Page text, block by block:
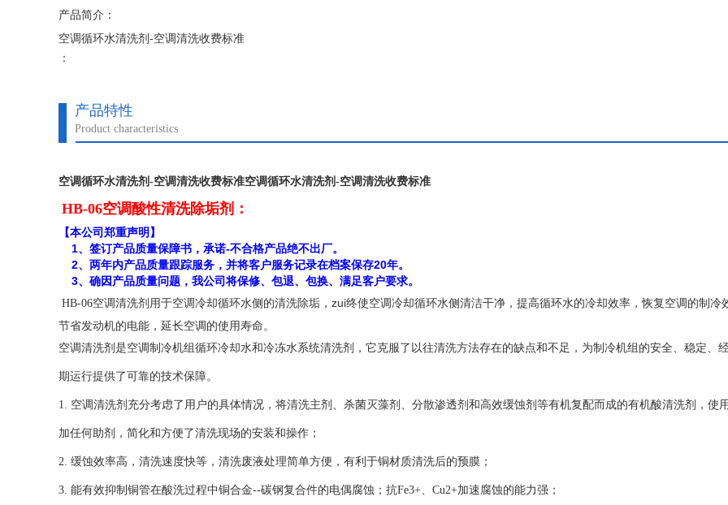
产品简介：
空调循环水清洗剂-空调清洗收费标准
：
产品特性
Product characteristics
空调循环水清洗剂-空调清洗收费标准空调循环水清洗剂-空调清洗收费标准
HB-06空调酸性清洗除垢剂：
【本公司郑重声明】
1、签订产品质量保障书，承诺-不合格产品绝不出厂。
2、两年内产品质量跟踪服务，并将客户服务记录在档案保存20年。
3、确因产品质量问题，我公司将保修、包退、包换、满足客户要求。
HB-06空调清洗剂 用于空调冷却循环水侧的清洗除垢，zui终使空调冷却循环水侧清洁干净，提高循环水的冷却效率，恢复空调的制冷
节省发动机的电能，延长空调的使用寿命。
空调清洗剂是空调制冷机组循环冷却水和冷冻水系统清洗剂，它克服了以往清洗方法存在的缺点和不足，为制冷机组的安全、稳定、
期运行提供了可靠的技术保障。
1. 空调清洗剂充分考虑了用户的具体情况，将清洗主剂、杀菌灭藻剂、分散渗透剂和高效缓蚀剂等有机复配而成的有机酸清洗剂，使
加任何助剂，简化和方便了清洗现场的安装和操作；
2. 缓蚀效率高，清洗速度快等，清洗废液处理简单方便，有利于铜材质清洗后的预膜；
3. 能有效抑制铜管在酸洗过程中铜合金--碳钢复合件的电偶腐蚀；抗Fe3+、Cu2+加速腐蚀的能力强；